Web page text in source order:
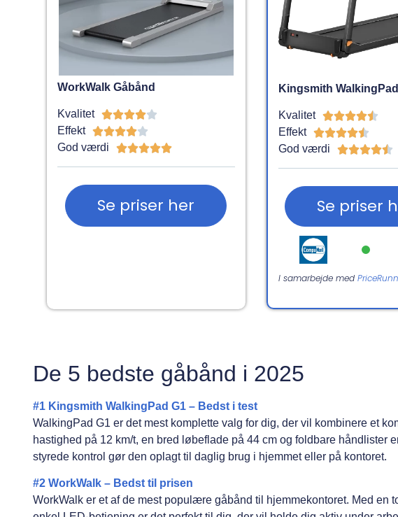
WorkWalk Gåbånd
Kvalitet 
Effekt 
God værdi 
Se priser her
Kingsmith
Kvalitet 
Effekt 
God værdi 
Se priser
I samarbejde med
De 5 bedste gåbånd i 2025
#1 Kingsmith WalkingPad G1 – Bedst i test
WalkingPad G1 er det mest komplette valg for dig, der vil kombinere et
hastighed på 12 km/t, en bred løbeflade på 44 cm og foldbare håndlister
styrede kontrol gør den oplagt til daglig brug i hjemmet eller på kontoret.
#2 WorkWalk – Bedst til prisen
WorkWalk er et af de mest populære gåbånd til hjemmekontoret. Med